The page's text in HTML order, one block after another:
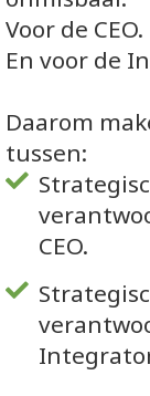
Voor de CEO.
En voor de
Daarom
tussen:
CEO.